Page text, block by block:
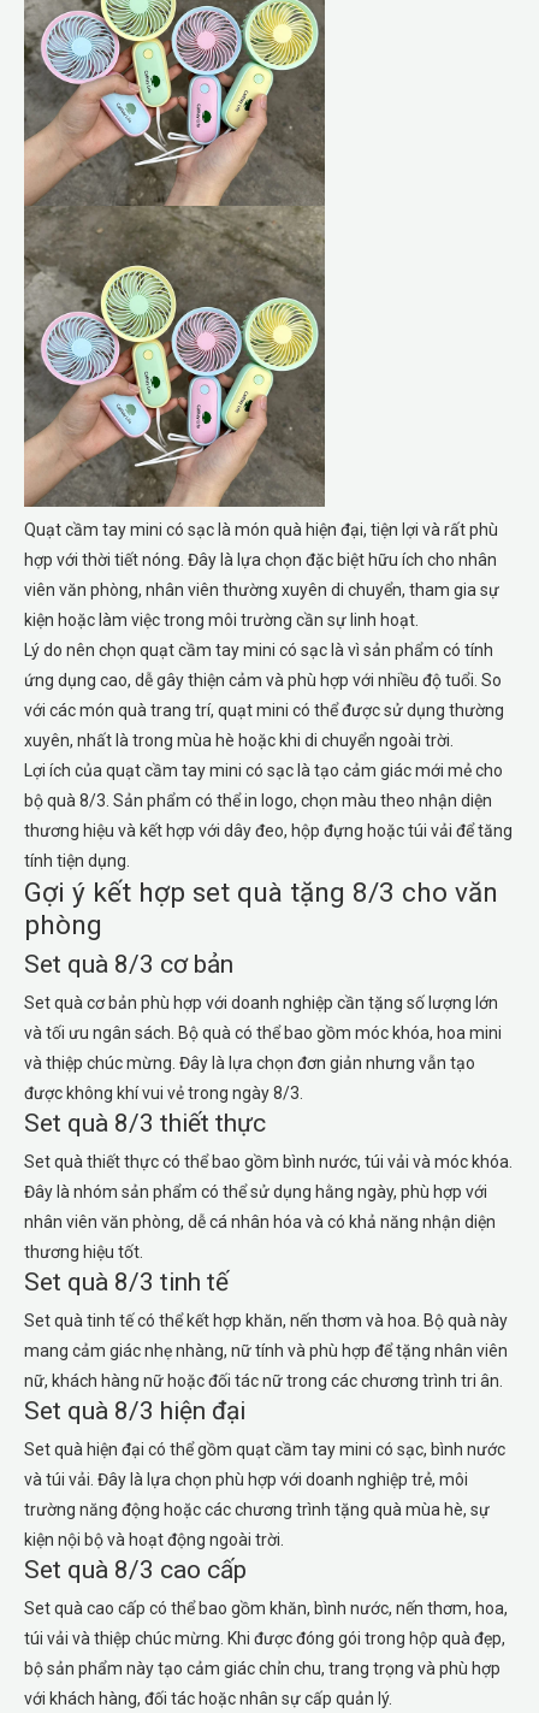
Quạt cầm tay mini có sạc là món quà hiện đại, tiện lợi và rất phù
hợp với thời tiết nóng. Đây là lựa chọn đặc biệt hữu ích cho nhân
viên văn phòng, nhân viên thường xuyên di chuyển, tham gia sự
kiện hoặc làm việc trong môi trường cần sự linh hoạt.
Lý do nên chọn quạt cầm tay mini có sạc là vì sản phẩm có tính
ứng dụng cao, dễ gây thiện cảm và phù hợp với nhiều độ tuổi. So
với các món quà trang trí, quạt mini có thể được sử dụng thường
xuyên, nhất là trong mùa hè hoặc khi di chuyển ngoài trời.
Lợi ích của quạt cầm tay mini có sạc là tạo cảm giác mới mẻ cho
bộ quà 8/3. Sản phẩm có thể in logo, chọn màu theo nhận diện
thương hiệu và kết hợp với dây đeo, hộp đựng hoặc túi vải để tăng
tính tiện dụng.
Gợi ý kết hợp set quà tặng 8/3 cho văn
phòng
Set quà 8/3 cơ bản
Set quà cơ bản phù hợp với doanh nghiệp cần tặng số lượng lớn
và tối ưu ngân sách. Bộ quà có thể bao gồm móc khóa, hoa mini
và thiệp chúc mừng. Đây là lựa chọn đơn giản nhưng vẫn tạo
được không khí vui vẻ trong ngày 8/3.
Set quà 8/3 thiết thực
Set quà thiết thực có thể bao gồm bình nước, túi vải và móc khóa.
Đây là nhóm sản phẩm có thể sử dụng hằng ngày, phù hợp với
nhân viên văn phòng, dễ cá nhân hóa và có khả năng nhận diện
thương hiệu tốt.
Set quà 8/3 tinh tế
Set quà tinh tế có thể kết hợp khăn, nến thơm và hoa. Bộ quà này
mang cảm giác nhẹ nhàng, nữ tính và phù hợp để tặng nhân viên
nữ, khách hàng nữ hoặc đối tác nữ trong các chương trình tri ân.
Set quà 8/3 hiện đại
Set quà hiện đại có thể gồm quạt cầm tay mini có sạc, bình nước
và túi vải. Đây là lựa chọn phù hợp với doanh nghiệp trẻ, môi
trường năng động hoặc các chương trình tặng quà mùa hè, sự
kiện nội bộ và hoạt động ngoài trời.
Set quà 8/3 cao cấp
Set quà cao cấp có thể bao gồm khăn, bình nước, nến thơm, hoa,
túi vải và thiệp chúc mừng. Khi được đóng gói trong hộp quà đẹp,
bộ sản phẩm này tạo cảm giác chỉn chu, trang trọng và phù hợp
với khách hàng, đối tác hoặc nhân sự cấp quản lý.